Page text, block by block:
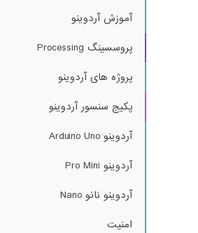
آموزش آردوینو
پروسسینگ Processing
پروژه های آردوینو
پکیج سنسور آردوینو
آردوینو Arduino Uno
آردوینو Pro Mini
آردوینو نانو Nano
امنیت